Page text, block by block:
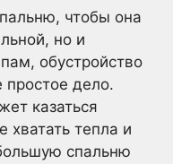
чтобы она
но и
обустройство
дело.
казаться
тепла и
спальню